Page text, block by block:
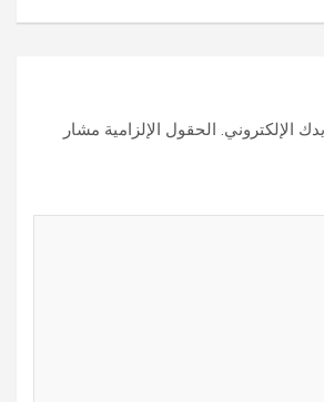
الإلكتروني. الحقول الإلزامية مشار